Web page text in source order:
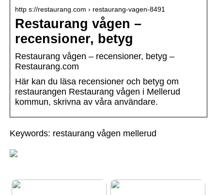
http s://restaurang.com › restaurang-vagen-8491
Restaurang vågen –
recensioner, betyg
Restaurang vågen – recensioner, betyg –
Restaurang.com
Här kan du läsa recensioner och betyg om
restaurangen Restaurang vågen i Mellerud
kommun, skrivna av våra användare.
Keywords: restaurang vågen mellerud